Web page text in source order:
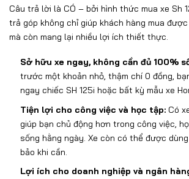
Câu trả lời là CÓ – bởi hình thức mua xe Sh
trả góp không chỉ giúp khách hàng mua được
mà còn mang lại nhiều lợi ích thiết thực.
Sở hữu xe ngay, không cầnđủ 100%
trước một khoản nhỏ, thậm chí 0đồng,
ngay chiếc SH 125i hoặc bất kỳ mẫu xe
Tiện lợi cho công việc và học tập: Có
giúp bạn chủđộng hơn trong công việc,
sống hằng ngày. Xe còn có thểđược d
bảo khi cần.
Lợi ích cho doanh nghiệp và ngân